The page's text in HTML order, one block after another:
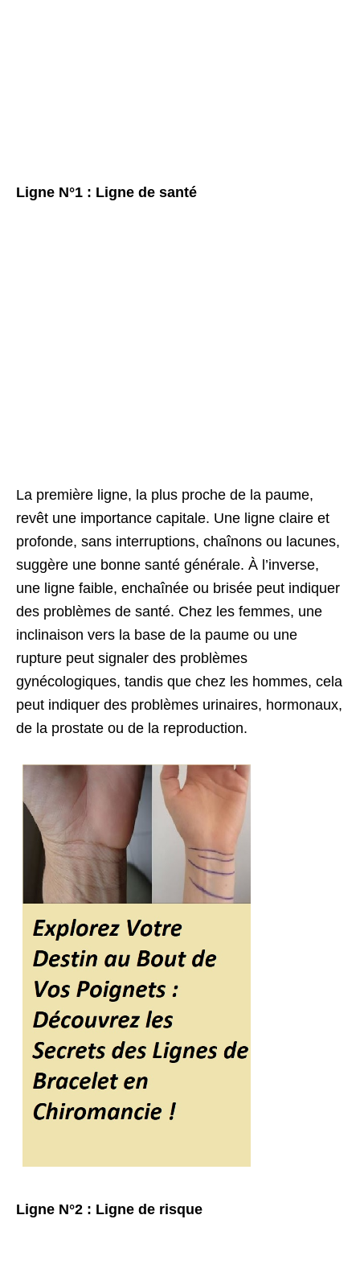
Ligne N°1 : Ligne de santé
La première ligne, la plus proche de la paume,
revêt une importance capitale. Une ligne claire et
profonde, sans interruptions, chaînons ou lacunes,
suggère une bonne santé générale. À l’inverse,
une ligne faible, enchaînée ou brisée peut indiquer
des problèmes de santé. Chez les femmes, une
inclinaison vers la base de la paume ou une
rupture peut signaler des problèmes
gynécologiques, tandis que chez les hommes, cela
peut indiquer des problèmes urinaires, hormonaux,
de la prostate ou de la reproduction.
Ligne N°2 : Ligne de risque